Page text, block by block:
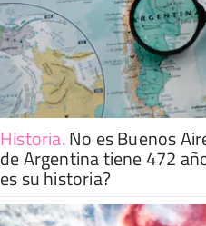
Historia.No es Buenos
de Argentina tiene 472
es su historia?